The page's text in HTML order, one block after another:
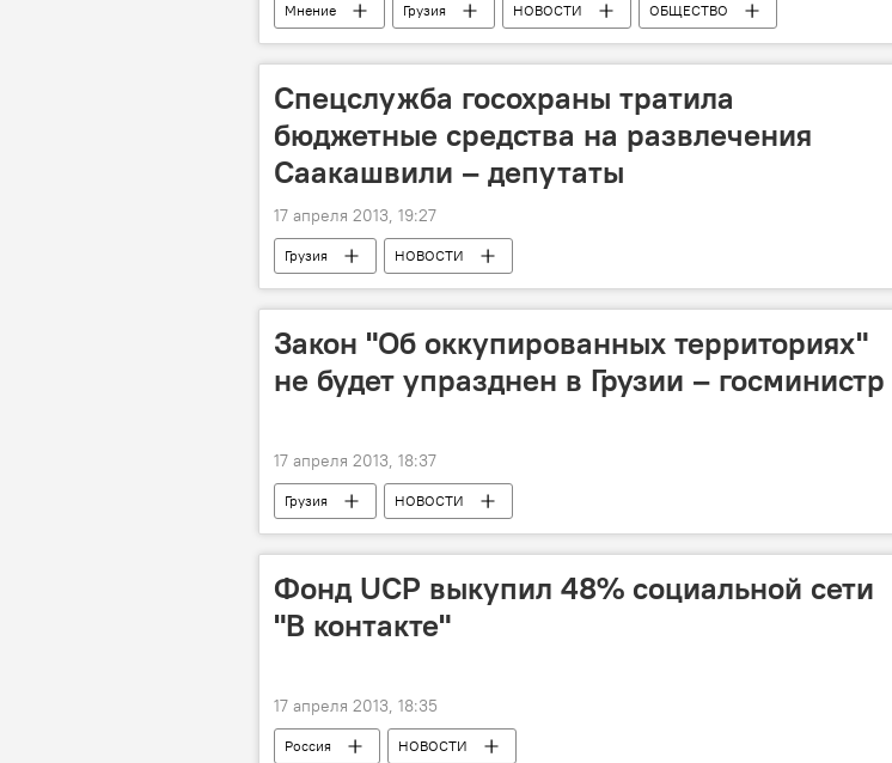
Мнение Грузия НОВОСТИ ОБЩЕСТВО
Спецслужба госохраны тратила
бюджетные средства на развлечения
Саакашвили – депутаты
17 апреля 2013, 19:27
Грузия НОВОСТИ
Закон "Об оккупированных территориях"
не будет упразднен в Грузии – госминистр
17 апреля 2013, 18:37
Грузия НОВОСТИ
Фонд UCP выкупил 48% социальной сети
"В контакте"
17 апреля 2013, 18:35
Россия НОВОСТИ